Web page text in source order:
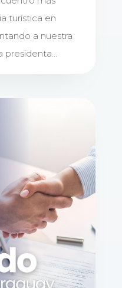
turística en
a nuestra